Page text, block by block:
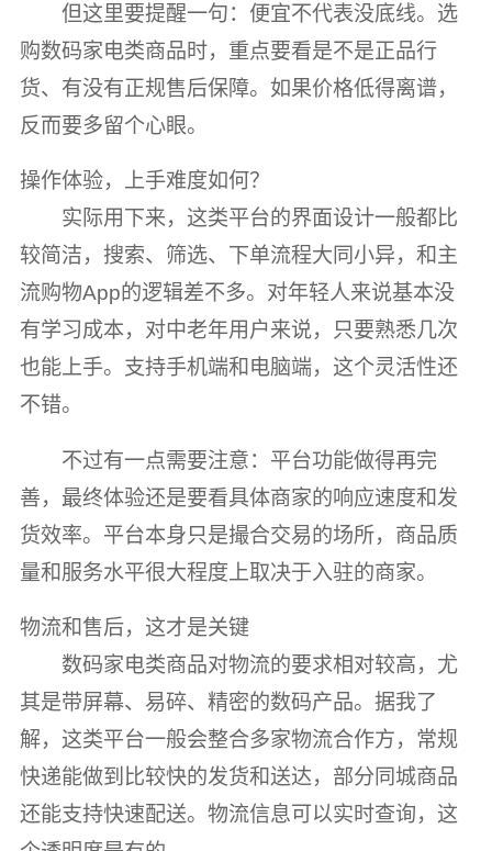
但这里要提醒一句：便宜不代表没底线。选
购数码家电类商品时，重点要看是不是正品行
货、有没有正规售后保障。如果价格低得离谱，
反而要多留个心眼。
操作体验，上手难度如何？
实际用下来，这类平台的界面设计一般都比
较简洁，搜索、筛选、下单流程大同小异，和主
流购物App的逻辑差不多。对年轻人来说基本没
有学习成本，对中老年用户来说，只要熟悉几次
也能上手。支持手机端和电脑端，这个灵活性还
不错。
不过有一点需要注意：平台功能做得再完
善，最终体验还是要看具体商家的响应速度和发
货效率。平台本身只是撮合交易的场所，商品质
量和服务水平很大程度上取决于入驻的商家。
物流和售后，这才是关键
数码家电类商品对物流的要求相对较高，尤
其是带屏幕、易碎、精密的数码产品。据我了
解，这类平台一般会整合多家物流合作方，常规
快递能做到比较快的发货和送达，部分同城商品
还能支持快速配送。物流信息可以实时查询，这